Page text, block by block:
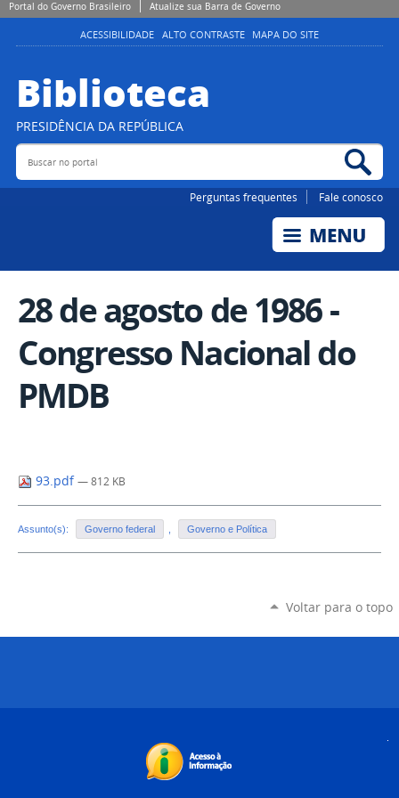
Portal do Governo Brasileiro Atualize sua Barra de Governo
ACESSIBILIDADE ALTO CONTRASTE MAPA DO SITE
Biblioteca
PRESIDÊNCIA DA REPÚBLICA
Buscar no portal
Perguntas frequentes Fale conosco
28 de agosto de 1986 -
Congresso Nacional do
PMDB
93.pdf — 812 KB
Assunto(s): Governo federal Governo e Política
Voltar para o topo